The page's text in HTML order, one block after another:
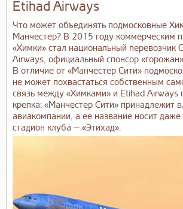
Etihad Airways
Что может объединять подмосковные
Манчестер? В 2015 году коммерческим
«Химки» стал национальный перевозчик
Airways, официальный спонсор
В отличие от «Манчестер Сити»
не может похвастаться собственным
связь между «Химками» и Etihad Airways
крепка: «Манчестер Сити» принадлежит
авиакомпании, а ее название носит
стадион клуба — «Этихад».